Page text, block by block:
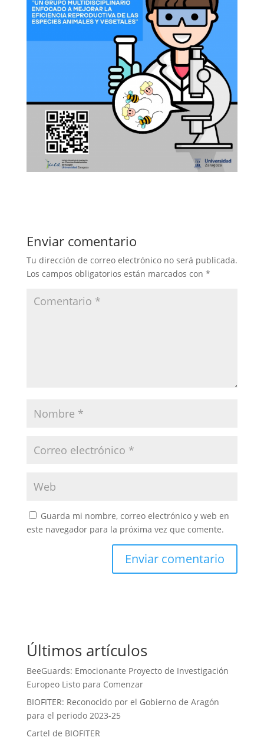
Enviar comentario
Tu dirección de correo electrónico no será publicada.
Los campos obligatorios están marcados con *
Guarda mi nombre, correo electrónico y web en
este navegador para la próxima vez que comente.
n
t
i
v
e
:
Últimos artículos
BeeGuards: Emocionante Proyecto de Investigación
Europeo Listo para Comenzar
BIOFITER: Reconocido por el Gobierno de Aragón
para el periodo 2023-25
Cartel de BIOFITER